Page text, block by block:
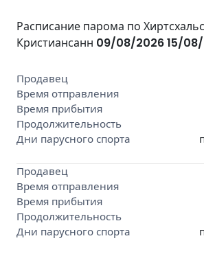
Расписание парома по
Кристиансанн 09/08/202615/